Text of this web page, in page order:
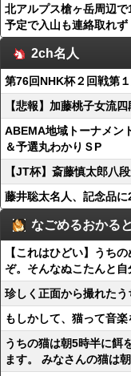
北アルプス槍ヶ岳周辺
予定で入山も連絡取れ
2ch名人
第76回NHK杯２回戦
【悲報】加藤桃子女流
ABEMA地域トーナメン
＆予選丸わかりＳP
【JT杯】斎藤慎太郎八
藤井聡太名人、記念品
なごめるおかると
【これはひどい】うち
ぞ。そんなぬこたんと自
珍しく正面から撮れた
もしかして、猫って音楽
うちの猫は朝5時半に餌
ます。 みなさんの猫は